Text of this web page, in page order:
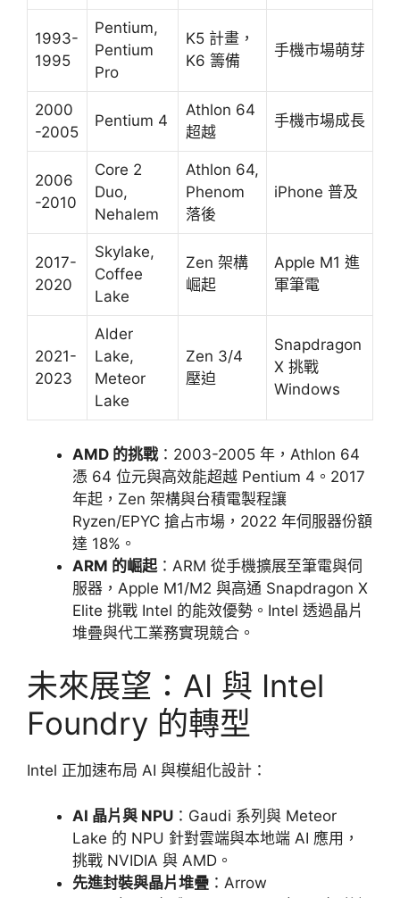
1993-
1995
Pentium,
Pentium
Pro
K5 計畫，
K6 籌備
手機市場萌芽
2000
-2005
Pentium 4
Athlon 64
超越
手機市場成長
2006
-2010
Core 2
Duo,
Nehalem
Athlon 64,
Phenom
落後
iPhone 普及
2017-
2020
Skylake,
Coffee
Lake
Zen 架構
崛起
Apple M1 進
軍筆電
2021-
2023
Alder
Lake,
Meteor
Lake
Zen 3/4
壓迫
Snapdragon
X 挑戰
Windows
AMD 的挑戰：2003-2005 年，Athlon 64
憑 64 位元與高效能超越 Pentium 4。2017
年起，Zen 架構與台積電製程讓
Ryzen/EPYC 搶占市場，2022 年伺服器份額
達 18%。
ARM 的崛起 ：ARM 從手機擴展至筆電與伺
服器，Apple M1/M2 與高通 Snapdragon X
Elite 挑戰 Intel 的能效優勢。Intel 透過晶片
堆疊與代工業務實現競合。
未來展望：AI 與 Intel
Foundry 的轉型
Intel 正加速布局 AI 與模組化設計：
AI 晶片與 NPU ：Gaudi 系列與 Meteor
Lake 的 NPU 針對雲端與本地端 AI 應用，
挑戰 NVIDIA 與 AMD。
先進封裝與晶片堆疊 ：Arrow